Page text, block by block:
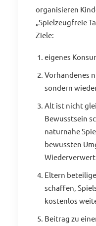
organisieren
„Spielzeugfreie
Ziele:
eigenes
Vorhandenes
sondern
Alt ist nicht
Bewusstsein
naturnahe
bewussten
Eltern
schaffen,
kostenlos
Beitrag zu